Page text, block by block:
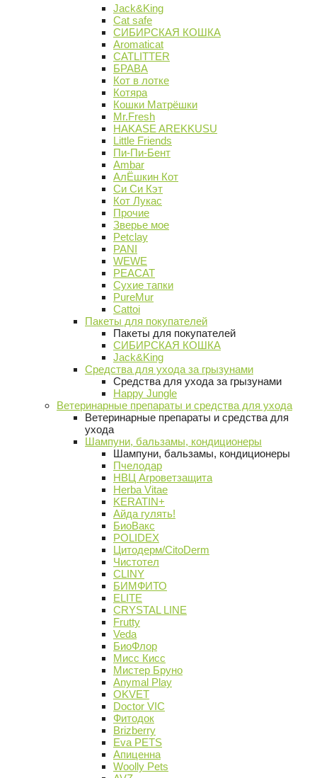
Jack&King
Cat safe
СИБИРСКАЯ КОШКА
Aromaticat
CATLITTER
БРАВА
Кот в лотке
Котяра
Кошки Матрёшки
Mr.Fresh
HAKASE AREKKUSU
Little Friends
Пи-Пи-Бент
Ambar
АлЁшкин Кот
Си Си Кэт
Кот Лукас
Прочие
Зверье мое
Petclay
PANI
WEWE
PEACAT
Сухие тапки
PureMur
Cattoi
Пакеты для покупателей
Пакеты для покупателей
СИБИРСКАЯ КОШКА
Jack&King
Средства для ухода за грызунами
Средства для ухода за грызунами
Happy Jungle
Ветеринарные препараты и средства для ухода
Ветеринарные препараты и средства для
ухода
Шампуни, бальзамы, кондиционеры
Шампуни, бальзамы, кондиционеры
Пчелодар
НВЦ Агроветзащита
Herba Vitae
KERATIN+
Айда гулять!
БиоВакс
POLIDEX
Цитодерм/CitoDerm
Чистотел
CLINY
БИМФИТО
ELITE
CRYSTAL LINE
Frutty
Veda
БиоФлор
Мисс Кисс
Мистер Бруно
Anymal Play
OKVET
Doctor VIC
Фитодок
Brizberry
Eva PETS
Апиценна
Woolly Pets